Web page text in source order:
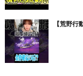
【荒野